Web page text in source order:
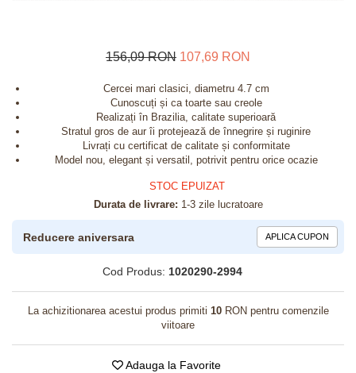
156,09 RON 107,69 RON
Cercei mari clasici, diametru 4.7 cm
Cunoscuți și ca toarte sau creole
Realizați în Brazilia, calitate superioară
Stratul gros de aur îi protejează de înnegrire și ruginire
Livrați cu certificat de calitate și conformitate
Model nou, elegant și versatil, potrivit pentru orice ocazie
STOC EPUIZAT
Durata de livrare: 1-3 zile lucratoare
Reducere aniversara APLICA CUPON
Cod Produs: 1020290-2994
La achizitionarea acestui produs primiti 10RON pentru comenzile
viitoare
Adauga la Favorite